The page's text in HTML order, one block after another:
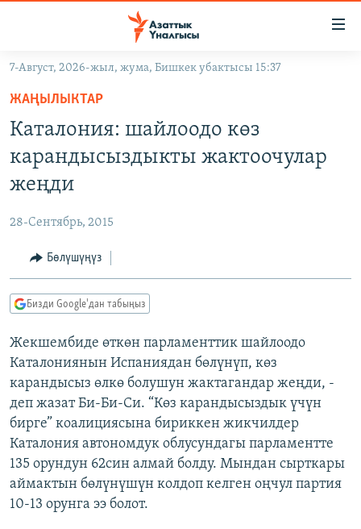
Навигацияга
өтүңүз
Издөөгө
салыңыз
МАДАНИЯТ
УКРАИНА
ТВ ПРОГРАММАЛАР
БҮГҮН АЗАТТЫКТА
ДАНИСТЕ
АЗАТТЫК+
ЫҢГАЙСЫЗ СУРООЛОР
ПОДКАСТ
ЭЕ/АРнун бардык сайттары
7-Август, 2026-жыл, жума, Бишкек убактысы 15:37
ЖАҢЫЛЫКТАР
Каталония: шайлоодо көз
карандысыздыкты жактоочулар
жеңди
28-Сентябрь, 2015
Бөлүшүңүз
Бизди Google'дан табыңыз
Жекшембиде өткөн парламенттик шайлоодо
Каталониянын Испаниядан бөлүнүп, көз
карандысыз өлкө болушун жактагандар жеңди, -
деп жазат Би-Би-Си. “Көз карандысыздык үчүн
бирге” коалициясына бириккен жикчилдер
Каталония автономдук облусундагы парламентте
135 орундун 62син алмай болду. Мындан сырткары
аймактын бөлүнүшүн колдоп келген оңчул партия
10-13 орунга ээ болот.